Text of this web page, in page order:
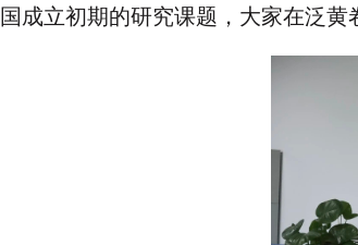
国成立初期的研究课题，大家在泛黄